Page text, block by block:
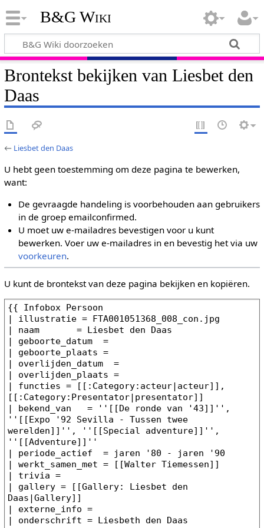
B&G Wiki
Brontekst bekijken van Liesbet den
Daas
← Liesbet den Daas
U hebt geen toestemming om deze pagina te bewerken,
want:
De gevraagde handeling is voorbehouden aan gebruikers
in de groep emailconfirmed.
U moet uw e-mailadres bevestigen voor u kunt
bewerken. Voer uw e-mailadres in en bevestig het via uw
voorkeuren.
U kunt de brontekst van deze pagina bekijken en kopiëren.